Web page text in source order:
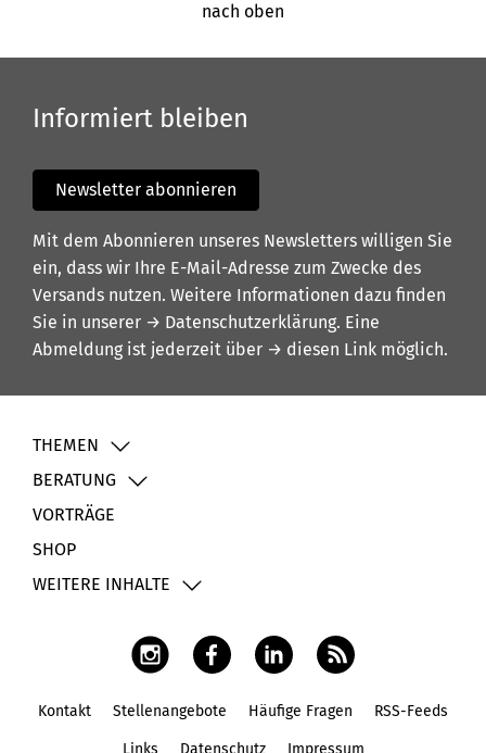
nach oben
Informiert bleiben
Newsletter abonnieren
Mit dem Abonnieren unseres Newsletters willigen Sie
ein, dass wir Ihre E-Mail-Adresse zum Zwecke des
Versands nutzen. Weitere Informationen dazu finden
Sie in unserer → Datenschutzerklärung. Eine
Abmeldung ist jederzeit über → diesen Link möglich.
THEMEN
BERATUNG
VORTRÄGE
SHOP
WEITERE INHALTE
Kontakt Stellenangebote Häufige Fragen RSS-Feeds